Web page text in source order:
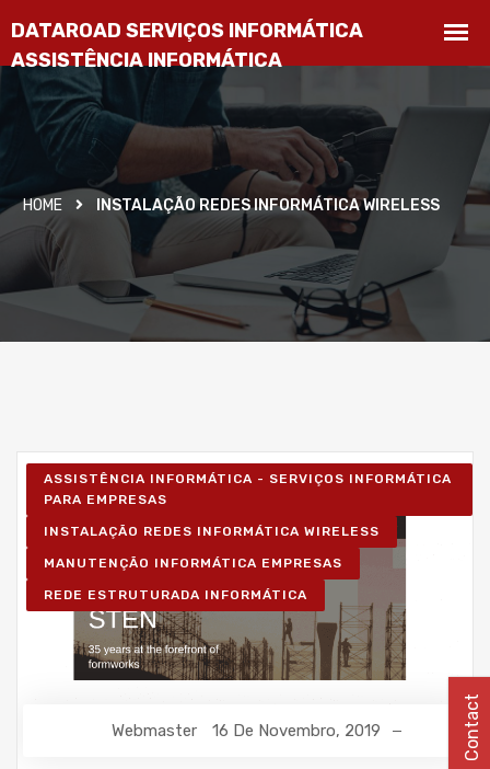
HOME INSTALAÇÃO REDES INFORMÁTICA WIRELESS
ASSISTÊNCIA INFORMÁTICA - SERVIÇOS INFORMÁTICA
PARA EMPRESAS
INSTALAÇÃO REDES INFORMÁTICA WIRELESS
MANUTENÇÃO INFORMÁTICA EMPRESAS
REDE ESTRUTURADA INFORMÁTICA
Webmaster 16 De Novembro, 2019 Contact